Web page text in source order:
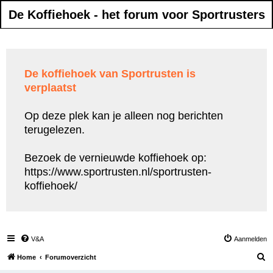
De Koffiehoek - het forum voor Sportrusters
De koffiehoek van Sportrusten is
verplaatst
Op deze plek kan je alleen nog berichten
terugelezen.
Bezoek de vernieuwde koffiehoek op:
https://www.sportrusten.nl/sportrusten-
koffiehoek/
V&A Aanmelden
Home Forumoverzicht